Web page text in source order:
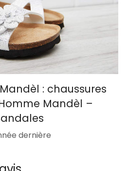
: chaussures
Mandèl –
dernière